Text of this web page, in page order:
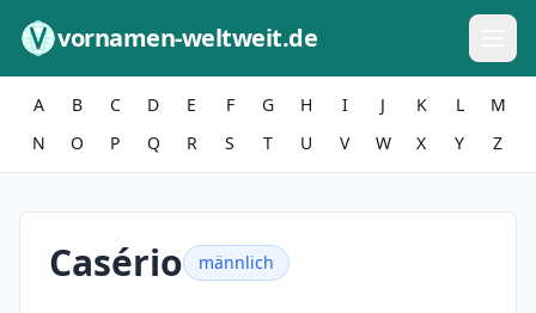
vornamen-weltweit.de
A B C D E F G H I J K L
M
N
O P Q R S T U V W X Y Z
Casério männlich